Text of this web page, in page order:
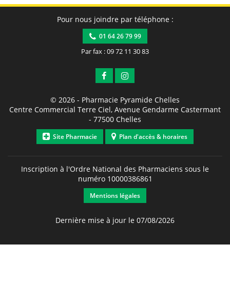
Pour nous joindre par téléphone :
01 64 26 79 99
Par fax : 09 72 11 30 83
© 2026 - Pharmacie Pyramide Chelles
Centre Commercial Terre Ciel, Avenue Gendarme Castermant
- 77500 Chelles
Site Pharmacie Plan d'accès & horaires
Inscription à l'Ordre National des Pharmaciens sous le
numéro 10000386861
Mentions légales
Dernière mise à jour le 07/08/2026